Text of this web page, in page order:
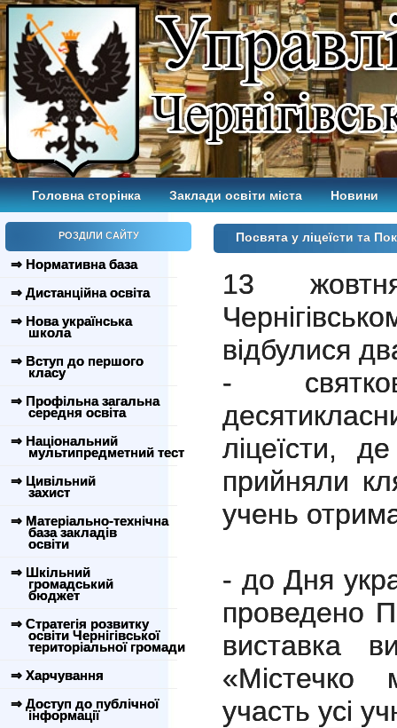
Головна сторінка Заклади освіти міста Новини
РОЗДІЛИ САЙТУ
⇒ Нормативна база
⇒ Дистанційна освіта
⇒ Нова українська
школа
⇒ Вступ до першого
класу
⇒ Профільна загальна
середня освіта
⇒ Національний
мультипредметний тест
⇒ Цивільний
захист
⇒ Матеріально-технічна
база закладів
освіти
⇒ Шкільний
громадський
бюджет
⇒ Стратегія розвитку
освіти Чернігівської
територіальної громади
⇒ Харчування
⇒ Доступ до публічної
інформації
Посвята у ліцеїсти та
13
відбулися
- с
ліцеїсти,
прийняли
учень
- до Дня
проведено
виставка
«Містечко
участь усі